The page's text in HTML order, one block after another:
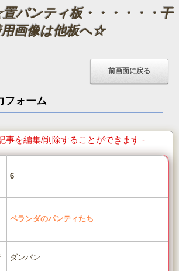
パンティ板・・・・・・干
画像は他板へ☆
フォーム
事を編集/削除することができます -
6
ベランダのパンティたち
ダンパン